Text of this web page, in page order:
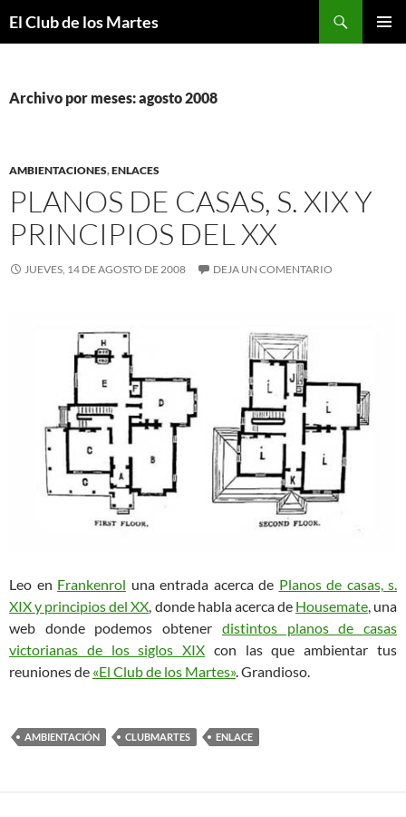
El Club de los Martes
Archivo por meses: agosto 2008
AMBIENTACIONES,ENLACES
PLANOS DE CASAS, S. XIX Y
PRINCIPIOS DEL XX
JUEVES, 14 DE AGOSTO DE 2008 DEJA UN COMENTARIO
Leo en Frankenrol una entrada acerca de Planos de casas, s.
XIX y principios del XX, donde habla acerca de Housemate, una
web donde podemos obtener distintos planos de casas
victorianas de los siglos XIX con las que ambientar tus
reuniones de «El Club de los Martes». Grandioso.
AMBIENTACIÓN CLUBMARTES ENLACE